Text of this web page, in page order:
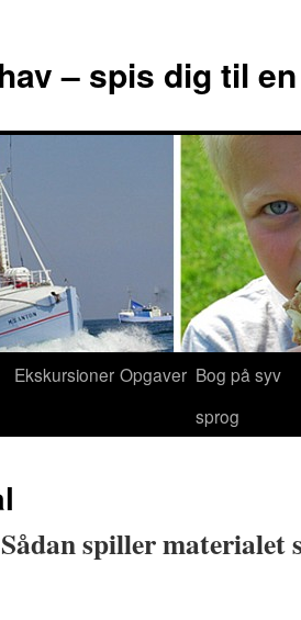
– spis dig til
Ekskursioner Opgaver Bog på syv
sprog
spiller materialet